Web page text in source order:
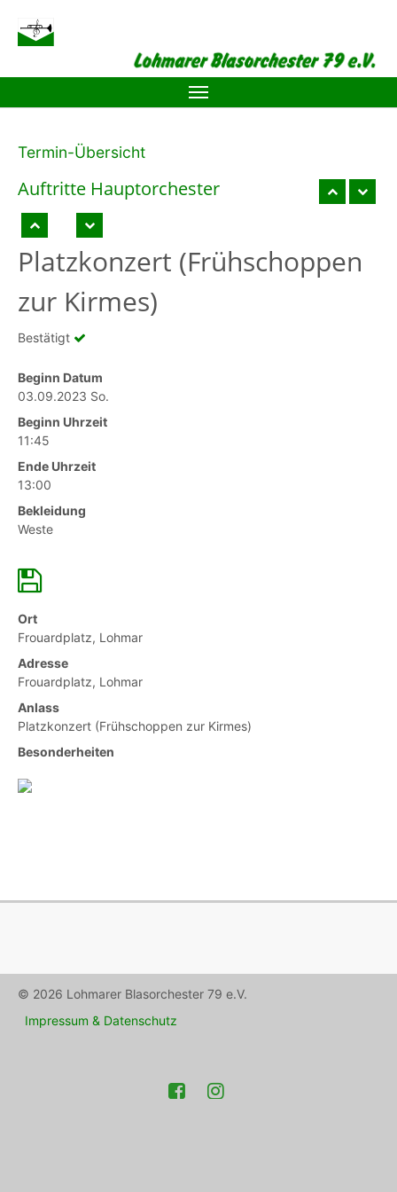
Termin-Übersicht
Auftritte Hauptor­chester
Platzkonzert (Frühschoppen
zur Kirmes)
Bestätigt
Beginn Datum
03.09.2023 So.
Beginn Uhrzeit
11:45
Ende Uhrzeit
13:00
Bekleidung
Weste
Ort
Frouardplatz, Lohmar
Adresse
Frouardplatz, Lohmar
Anlass
Platzkonzert (Frühschoppen zur Kirmes)
Besonderheiten
© 2026 Lohmarer Blasorchester 79 e.V.
Impressum & Datenschutz
Facebook